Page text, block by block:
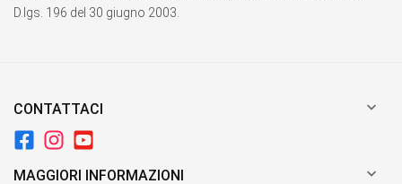
D.lgs. 196 del 30 giugno 2003.
CONTATTACI 
MAGGIORI INFORMAZIONI 